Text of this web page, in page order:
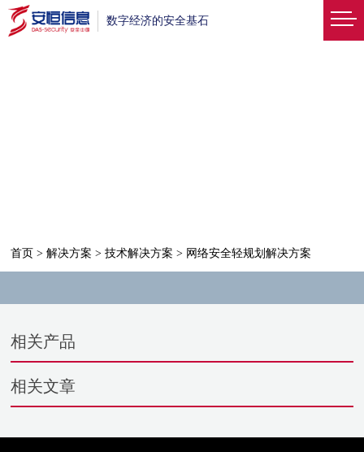
数字经济的安全基石
首页 >解决方案 >技术解决方案 > 网络安全轻规划解决方案
相关产品
相关文章